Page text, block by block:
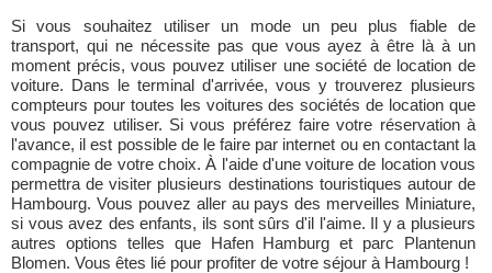
Si vous souhaitez utiliser un mode un peu plus fiable de
transport, qui ne nécessite pas que vous ayez à être là à un
moment précis, vous pouvez utiliser une société de location de
voiture. Dans le terminal d'arrivée, vous y trouverez plusieurs
compteurs pour toutes les voitures des sociétés de location que
vous pouvez utiliser. Si vous préférez faire votre réservation à
l'avance, il est possible de le faire par internet ou en contactant la
compagnie de votre choix. À l'aide d'une voiture de location vous
permettra de visiter plusieurs destinations touristiques autour de
Hambourg. Vous pouvez aller au pays des merveilles Miniature,
si vous avez des enfants, ils sont sûrs d'il l'aime. Il y a plusieurs
autres options telles que Hafen Hamburg et parc Plantenun
Blomen. Vous êtes lié pour profiter de votre séjour à Hambourg !